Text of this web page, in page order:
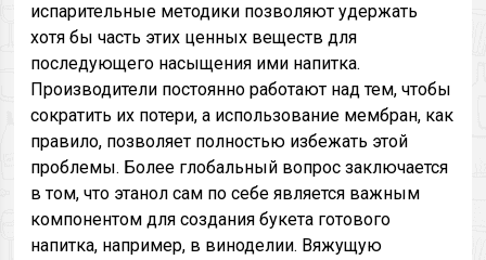
испарительные методики позволяют удержать
хотя бы часть этих ценных веществ для
последующего насыщения ими напитка.
Производители постоянно работают над тем, чтобы
сократить их потери, а использование мембран, как
правило, позволяет полностью избежать этой
проблемы. Более глобальный вопрос заключается
в том, что этанол сам по себе является важным
компонентом для создания букета готового
напитка, например, в виноделии. Вяжущую